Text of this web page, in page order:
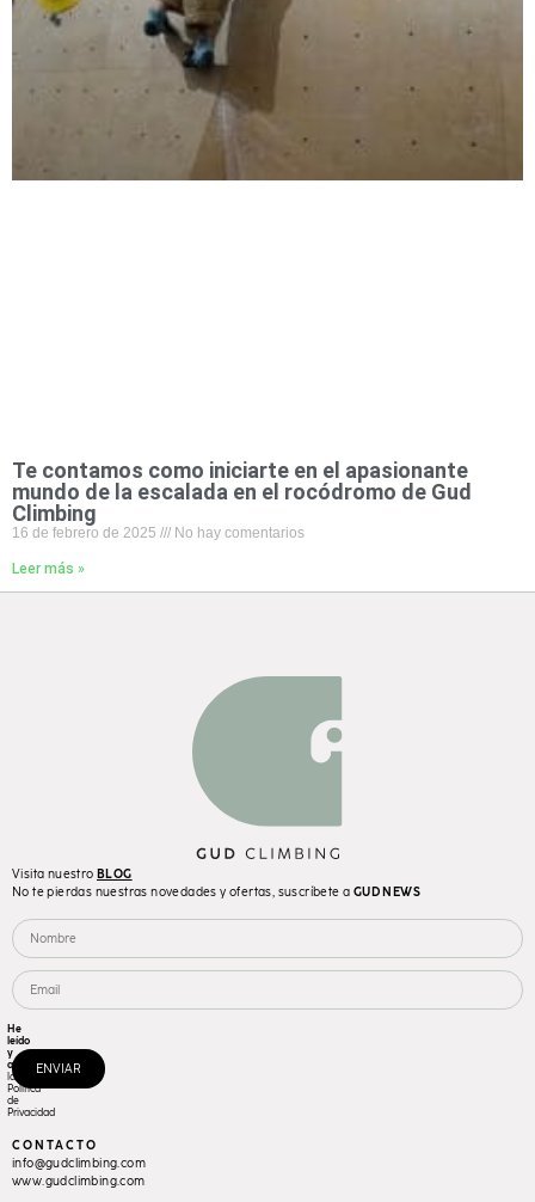
Te contamos como iniciarte en el apasionante
mundo de la escalada en el rocódromo de Gud
Climbing
16 de febrero de 2025 No hay comentarios
Leer más »
Visita nuestro BLOG
No te pierdas nuestras novedades y ofertas, suscríbete a GUD NEWS
He
leído
y
acepto
la
Política
de
Privacidad
ENVIAR
CONTACTO
info@gudclimbing.com
www.gudclimbing.com